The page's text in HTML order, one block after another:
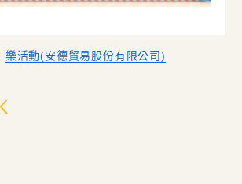
樂活動(安德貿易股份有限公司)